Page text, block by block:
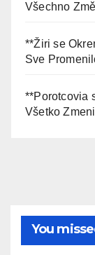
Všechno
**Žiri se
Sve
**Porotcovia
Všetko
You